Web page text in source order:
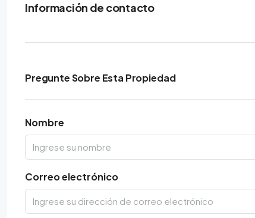
Información de contacto
Pregunte Sobre Esta Propiedad
Nombre
Correo electrónico